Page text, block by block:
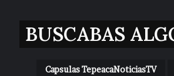
BUSCABAS
Capsulas TepeacaNoticiasTV